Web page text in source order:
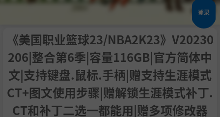
登录
《美国职业篮球23/NBA2K23》V20230
206|整合第6季|容量116GB|官方简体中
文|支持键盘.鼠标.手柄|赠支持生涯模式
CT+图文使用步骤|赠解锁生涯模式补丁.
CT和补丁二选一都能用|赠多项修改器